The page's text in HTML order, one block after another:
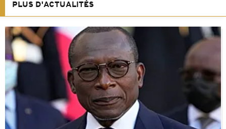
PLUS D'ACTUALITÉS